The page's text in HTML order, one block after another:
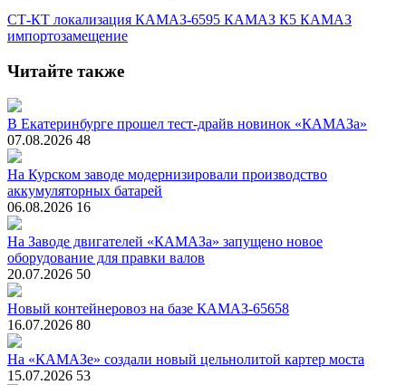
СТ-КТ локализация КАМАЗ-6595 КАМАЗ К5 КАМАЗ
импортозамещение
Читайте также
В Екатеринбурге прошел тест-драйв новинок «КАМАЗа»
07.08.2026 48
На Курском заводе модернизировали производство
аккумуляторных батарей
06.08.2026 16
На Заводе двигателей «КАМАЗа» запущено новое
оборудование для правки валов
20.07.2026 50
Новый контейнеровоз на базе КАМАЗ-65658
16.07.2026 80
На «КАМАЗе» создали новый цельнолитой картер моста
15.07.2026 53